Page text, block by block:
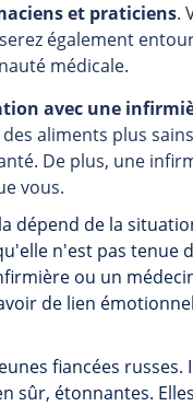
et praticiens.
également
médicale.
avec une
aliments plus
De plus, une
vous.
dépend de la
n'est pas tenue
ou un
de lien
fiancées russes.
sûr, étonnantes.